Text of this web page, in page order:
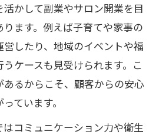
かして副業やサロン開業を目
ます。例えば子育てや家事の
したり、地域のイベントや福
ケースも見受けられます。こ
るからこそ、顧客からの安心
ています。
コミュニケーション力や衛生